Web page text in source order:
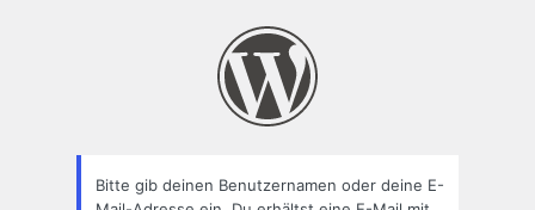
Bitte gib deinen Benutzernamen oder deine E-